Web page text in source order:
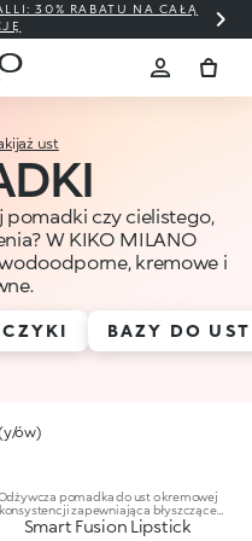
30% RABATU NA CAŁĄ
ust
pomadki czy cielistego,
W KIKO MILANO
kremowe i
BAZY DO UST
ów)
pomadka do ust o kremowej
konsystencji zapewniająca błyszczące
wykończenie
Smart Fusion Lipstick